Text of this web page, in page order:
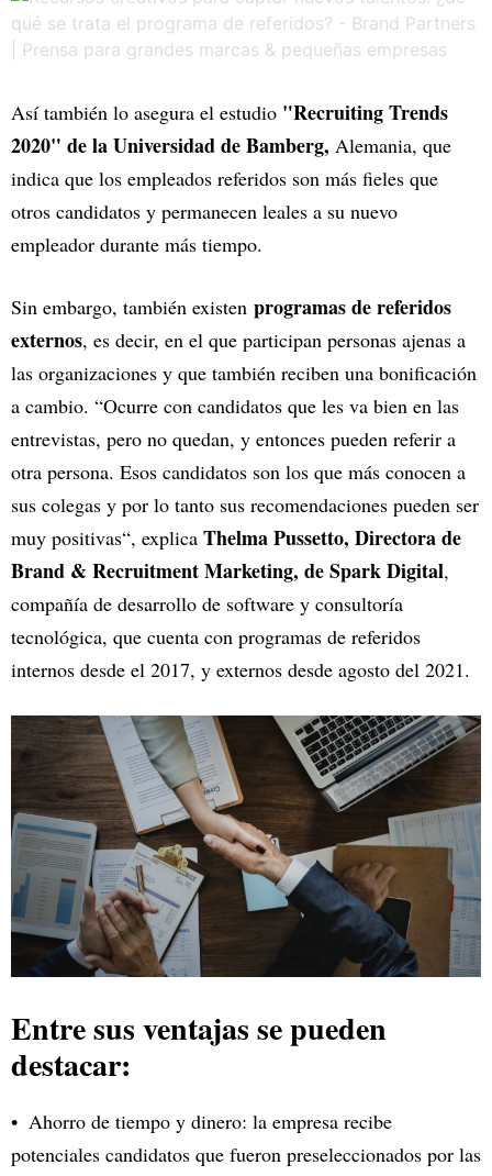
Así también lo asegura el estudio "Recruiting Trends
2020" de la Universidad de Bamberg, Alemania, que
indica que los empleados referidos son más fieles que
otros candidatos y permanecen leales a su nuevo
empleador durante más tiempo.
Sin embargo, también existen programas de referidos
externos, es decir, en el que participan personas ajenas a
las organizaciones y que también reciben una bonificación
a cambio. “Ocurre con candidatos que les va bien en las
entrevistas, pero no quedan, y entonces pueden referir a
otra persona. Esos candidatos son los que más conocen a
sus colegas y por lo tanto sus recomendaciones pueden ser
muy positivas“, explica Thelma Pussetto, Directora de
Brand & Recruitment Marketing, de Spark Digital,
compañía de desarrollo de software y consultoría
tecnológica, que cuenta con programas de referidos
internos desde el 2017, y externos desde agosto del 2021.
Entre sus ventajas se pueden
destacar:
Ahorro de tiempo y dinero: la empresa recibe
potenciales candidatos que fueron preseleccionados por las